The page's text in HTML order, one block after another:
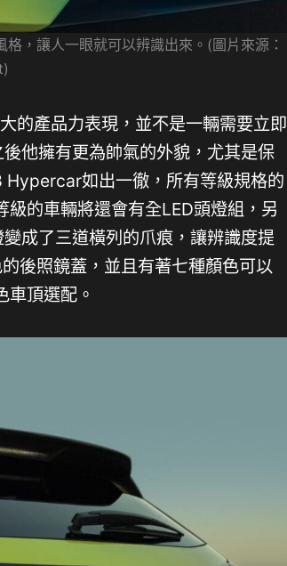
，讓人一眼就可以辨識出來。(圖片來源：
的產品力表現，並不是一輛需要立即
他擁有更為帥氣的外貌，尤其是保
如出一徹，所有等級規格的
的車輛將還會有全LED頭燈組，另
成了三道橫列的爪痕，讓辨識度提
後照鏡蓋，並且有著七種顏色可以
車頂選配。